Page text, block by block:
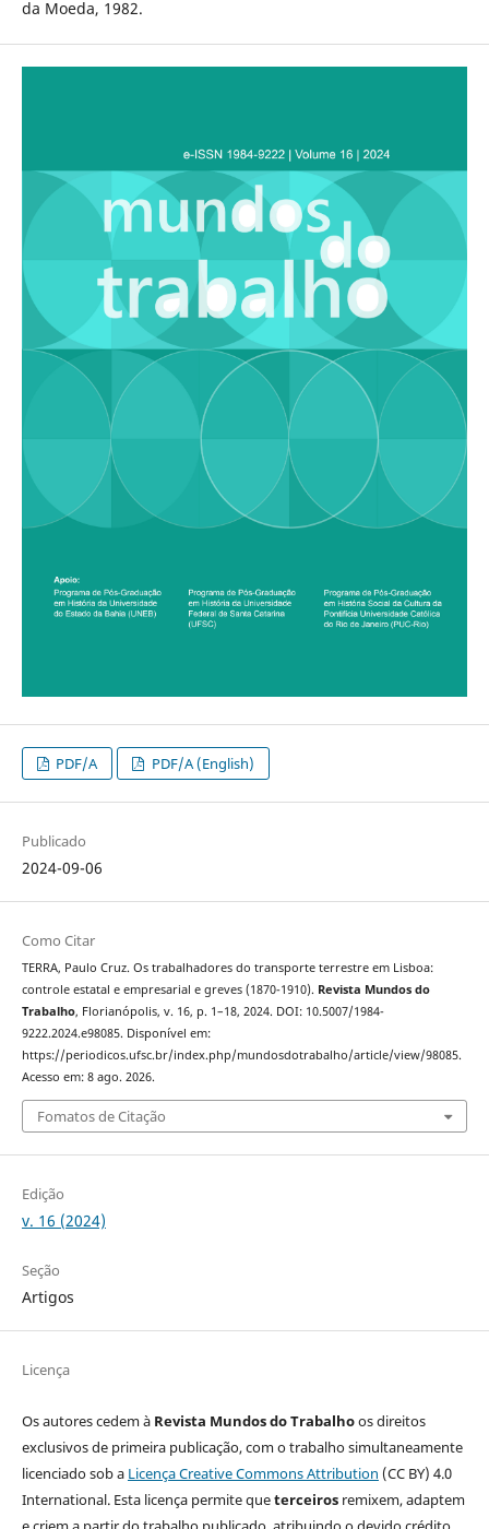
da Moeda, 1982.
PDF/A PDF/A (English)
Publicado
2024-09-06
Como Citar
TERRA, Paulo Cruz. Os trabalhadores do transporte terrestre em Lisboa:
controle estatal e empresarial e greves (1870-1910). Revista Mundos do
Trabalho, Florianópolis, v. 16, p. 1–18, 2024. DOI: 10.5007/1984-
9222.2024.e98085. Disponível em:
https://periodicos.ufsc.br/index.php/mundosdotrabalho/article/view/98085.
Acesso em: 8 ago. 2026.
Fomatos de Citação
Edição
v. 16 (2024)
Seção
Artigos
Licença
Os autores cedem à Revista Mundos do Trabalhoos direitos
exclusivos de primeira publicação, com o trabalho simultaneamente
licenciado sob a Licença Creative Commons Attribution (CC BY) 4.0
International. Esta licença permite queterceirosremixem, adaptem